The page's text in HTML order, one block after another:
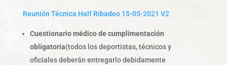
Reunión Técnica Half Ribadeo 15-05-2021 V2
Cuestionario médico de cumplimentación
obligatoria(todos los deportistas, técnicos y
oficiales deberán entregarlo debidamente